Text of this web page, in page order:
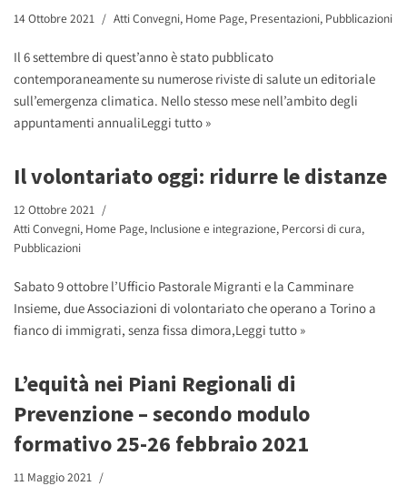
14 Ottobre 2021 Atti Convegni, Home Page, Presentazioni, Pubblicazioni
Il 6 settembre di quest’anno è stato pubblicato
contemporaneamente su numerose riviste di salute un editoriale
sull’emergenza climatica. Nello stesso mese nell’ambito degli
appuntamenti annualiLeggi tutto »
Il volontariato oggi: ridurre le distanze
12 Ottobre 2021
Atti Convegni, Home Page, Inclusione e integrazione, Percorsi di cura,
Pubblicazioni
Sabato 9 ottobre l’Ufficio Pastorale Migranti e la Camminare
Insieme, due Associazioni di volontariato che operano a Torino a
fianco di immigrati, senza fissa dimora,Leggi tutto »
L’equità nei Piani Regionali di
Prevenzione – secondo modulo
formativo 25-26 febbraio 2021
11 Maggio 2021